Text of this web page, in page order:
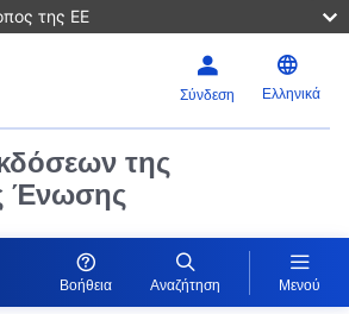
της ΕΕ
Σύνδεση Ελληνικά
της
Ένωσης
Βοήθεια Αναζήτηση Μενού